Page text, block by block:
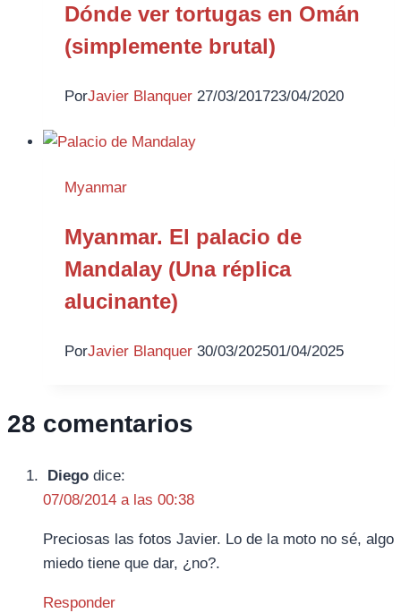
Dónde ver tortugas en Omán
(simplemente brutal)
PorJavier Blanquer 27/03/201723/04/2020
Myanmar
Myanmar. El palacio de
Mandalay (Una réplica
alucinante)
PorJavier Blanquer 30/03/202501/04/2025
28 comentarios
Diego dice:
07/08/2014 a las 00:38
Preciosas las fotos Javier. Lo de la moto no sé, algo
miedo tiene que dar, ¿no?.
Responder